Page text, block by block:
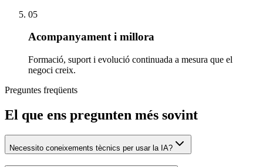
05
Acompanyament i millora
Formació, suport i evolució continuada a mesura que el
negoci creix.
Preguntes freqüents
El que ens pregunten més sovint
Necessito coneixements tècnics per usar la IA?